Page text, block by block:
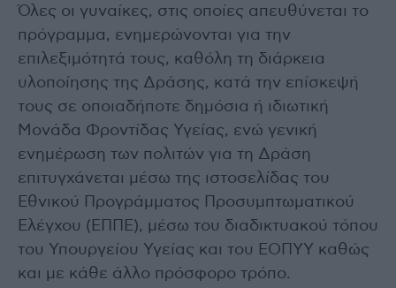
Όλες οι γυναίκες, στις οποίες απευθύνεται το
πρόγραμμα, ενημερώνονται για την
επιλεξιμότητά τους, καθόλη τη διάρκεια
υλοποίησης της Δράσης, κατά την επίσκεψή
τους σε οποιαδήποτε δημόσια ή ιδιωτική
Μονάδα Φροντίδας Υγείας, ενώ γενική
ενημέρωση των πολιτών για τη Δράση
επιτυγχάνεται μέσω της ιστοσελίδας του
Εθνικού Προγράμματος Προσυμπτωματικού
Ελέγχου (ΕΠΠΕ), μέσω του διαδικτυακού τόπου
του Υπουργείου Υγείας και του ΕΟΠΥΥ καθώς
και με κάθε άλλο πρόσφορο τρόπο.